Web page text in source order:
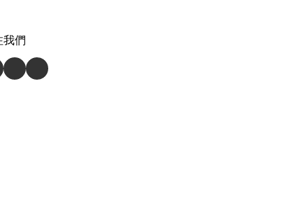
我們